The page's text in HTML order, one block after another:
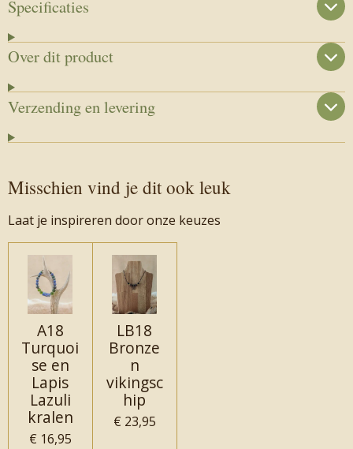
Specificaties
Over dit product
Verzending en levering
Misschien vind je dit ook leuk
Laat je inspireren door onze keuzes
A18
Turquoi
se en
Lapis
Lazuli
kralen
€ 16,95
LB18
Bronze
n
vikingsc
hip
€ 23,95